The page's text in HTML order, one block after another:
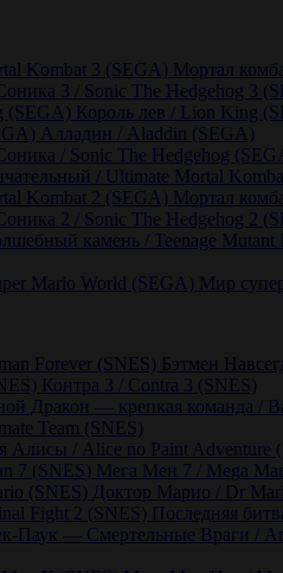
Мортал
Король лев / Lion King
Алладин / Aladdin (SEGA)
Мортал
Мир
Бэтмен
Контра 3 / Contra 3 (SNES)
Team (SNES)
Мега Мен 7 / Mega
Доктор Марио / Dr
Последняя